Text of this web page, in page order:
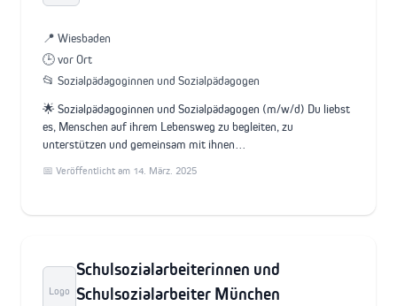
📍 Wiesbaden
🕒 vor Ort
📂 Sozialpädagoginnen und Sozialpädagogen
🌟 Sozialpädagoginnen und Sozialpädagogen (m/w/d) Du liebst
es, Menschen auf ihrem Lebensweg zu begleiten, zu
unterstützen und gemeinsam mit ihnen…
📅 Veröffentlicht am 14. März. 2025
Logo
Schulsozialarbeiterinnen und
Schulsozialarbeiter München